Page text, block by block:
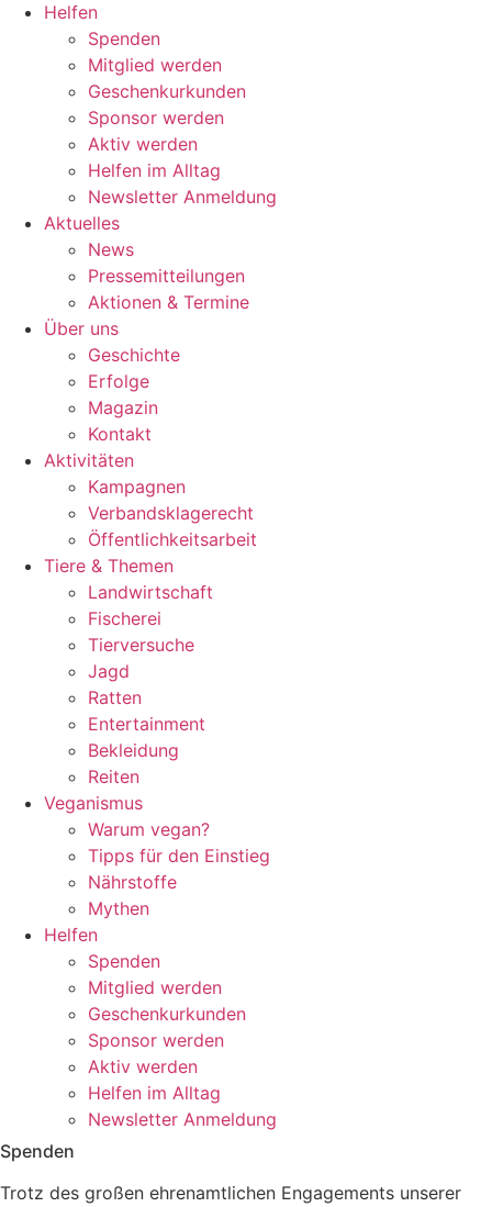
Helfen
Spenden
Mitglied werden
Geschenkurkunden
Sponsor werden
Aktiv werden
Helfen im Alltag
Newsletter Anmeldung
Aktuelles
News
Pressemitteilungen
Aktionen & Termine
Über uns
Geschichte
Erfolge
Magazin
Kontakt
Aktivitäten
Kampagnen
Verbandsklagerecht
Öffentlichkeitsarbeit
Tiere & Themen
Landwirtschaft
Fischerei
Tierversuche
Jagd
Ratten
Entertainment
Bekleidung
Reiten
Veganismus
Warum vegan?
Tipps für den Einstieg
Nährstoffe
Mythen
Helfen
Spenden
Mitglied werden
Geschenkurkunden
Sponsor werden
Aktiv werden
Helfen im Alltag
Newsletter Anmeldung
Spenden
Trotz des großen ehrenamtlichen Engagements unserer